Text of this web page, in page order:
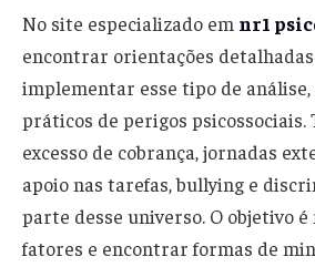
No site especializado em nr1
encontrar orientações
implementar esse tipo de análise,
práticos de perigos psicossociais.
excesso de cobrança, jornadas
apoio nas tarefas, bullying e
parte desse universo. O objetivo é
fatores e encontrar formas de